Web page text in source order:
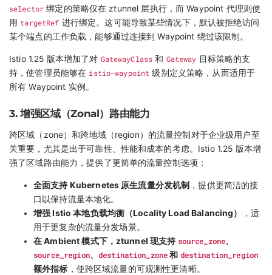
selector 绑定的策略仅在 ztunnel 层执行，而 Waypoint 代理则使
用 targetRef 进行绑定。这可能导致某些情况下，默认被拒绝访问
某个端点的工作负载，能够通过连接到 Waypoint 绕过该限制。
Istio 1.25 版本增加了对 GatewayClass 和 Gateway 目标策略的支
持，使管理员能够在 istio-waypoint 级别定义策略，从而适用于
所有 Waypoint 实例。
3. 增强区域（Zonal）路由能力
跨区域（zone）和跨地域（region）的流量控制对于企业级用户至
关重要，尤其是出于可靠性、性能和成本的考虑。Istio 1.25 版本增
强了区域路由能力，提供了更简单的流量控制选项：
全面支持 Kubernetes 原生流量分发机制 ，提供更简洁的接
口以保持流量本地化。
增强 Istio 本地负载均衡（Locality Load Balancing）
，适
用于更复杂的流量分发场景。
在 Ambient 模式下，ztunnel 现支持 source_zone、
source_region、 destination_zone和 destination_region
额外指标 ，使跨区域流量的可观测性更清晰。